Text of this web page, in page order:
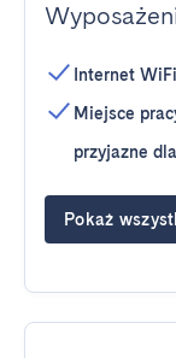
Internet WiFi
Miejsce
przyjazne
Pokaż